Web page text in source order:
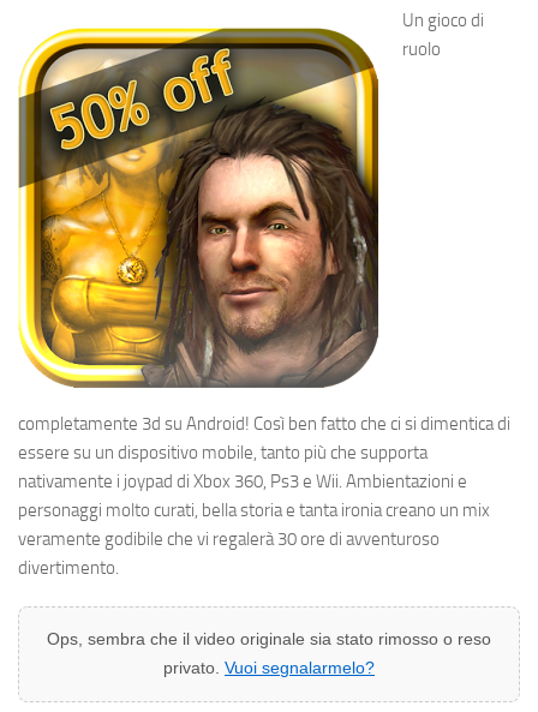
Un gioco di
ruolo
completamente 3d su Android! Così ben fatto che ci si dimentica di
essere su un dispositivo mobile, tanto più che supporta
nativamente i joypad di Xbox 360, Ps3 e Wii. Ambientazioni e
personaggi molto curati, bella storia e tanta ironia creano un mix
veramente godibile che vi regalerà 30 ore di avventuroso
divertimento.
Ops, sembra che il video originale sia stato rimosso o reso
privato. Vuoi segnalarmelo?